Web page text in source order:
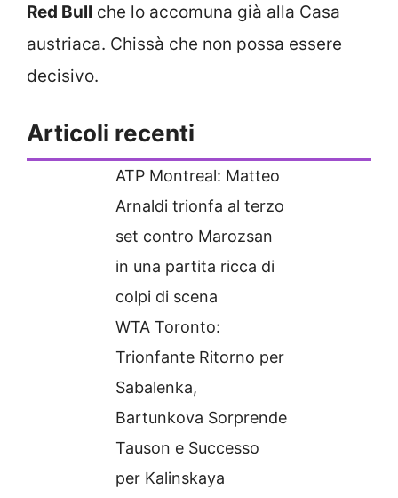
Red Bull che lo accomuna già alla Casa
austriaca. Chissà che non possa essere
decisivo.
Articoli recenti
ATP Montreal: Matteo
Arnaldi trionfa al terzo
set contro Marozsan
in una partita ricca di
colpi di scena
WTA Toronto:
Trionfante Ritorno per
Sabalenka,
Bartunkova Sorprende
Tauson e Successo
per Kalinskaya